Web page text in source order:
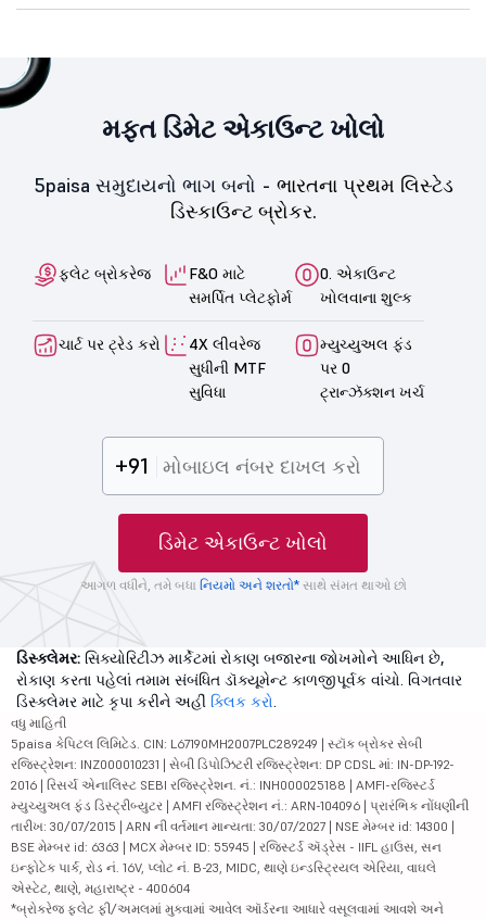
મફત ડિમેટ એકાઉન્ટ ખોલો
5paisa સમુદાયનો ભાગ બનો - ભારતના પ્રથમ લિસ્ટેડ
ડિસ્કાઉન્ટ બ્રોકર.
ફ્લેટ બ્રોકરેજ
F&O માટે
સમર્પિત પ્લેટફોર્મ
0. એકાઉન્ટ
ખોલવાના શુલ્ક
ચાર્ટ પર ટ્રેડ કરો
4X લીવરેજ
સુધીની MTF
સુવિધા
મ્યુચ્યુઅલ ફંડ
પર 0
ટ્રાન્ઝૅક્શન ખર્ચ
+91
ડિમેટ એકાઉન્ટ ખોલો
આગળ વધીને, તમે બધા નિયમો અને શરતો*સાથે સંમત થાઓ છો
ડિસ્ક્લેમર: સિક્યોરિટીઝ માર્કેટમાં રોકાણ બજારના જોખમોને આધિન છે,
રોકાણ કરતા પહેલાં તમામ સંબંધિત ડૉક્યૂમેન્ટ કાળજીપૂર્વક વાંચો. વિગતવાર
ડિસ્ક્લેમર માટે કૃપા કરીને અહીં ક્લિક કરો.
વધુ માહિતી
5paisa કેપિટલ લિમિટેડ. CIN: L67190MH2007PLC289249 | સ્ટૉક બ્રોકર સેબી
રજિસ્ટ્રેશન: INZ000010231 | સેબી ડિપોઝિટરી રજિસ્ટ્રેશન: DP CDSL માં: IN-DP-192-
2016 | રિસર્ચ એનાલિસ્ટ SEBI રજિસ્ટ્રેશન. નં.: INH000025188 | AMFI-રજિસ્ટર્ડ
મ્યુચ્યુઅલ ફંડ ડિસ્ટ્રીબ્યુટર | AMFI રજિસ્ટ્રેશન નં.: ARN-104096 | પ્રારંભિક નોંધણીની
તારીખ: 30/07/2015 | ARN ની વર્તમાન માન્યતા: 30/07/2027 | NSE મેમ્બર id: 14300 |
BSE મેમ્બર id: 6363 | MCX મેમ્બર ID: 55945 | રજિસ્ટર્ડ ઍડ્રેસ - IIFL હાઉસ, સન
ઇન્ફોટેક પાર્ક, રોડ નં. 16V, પ્લોટ નં. B-23, MIDC, થાણે ઇન્ડસ્ટ્રિયલ એરિયા, વાઘલે
એસ્ટેટ, થાણે, મહારાષ્ટ્ર - 400604
*બ્રોકરેજ ફ્લેટ ફી/અમલમાં મુકવામાં આવેલ ઑર્ડરના આધારે વસૂલવામાં આવશે અને